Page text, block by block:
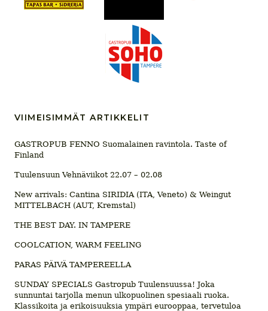
VIIMEISIMMÄT ARTIKKELIT
GASTROPUB FENNO Suomalainen ravintola. Taste of
Finland
Tuulensuun Vehnäviikot 22.07 – 02.08
New arrivals: Cantina SIRIDIA (ITA, Veneto) & Weingut
MITTELBACH (AUT, Kremstal)
THE BEST DAY. IN TAMPERE
COOLCATION, WARM FEELING
PARAS PÄIVÄ TAMPEREELLA
SUNDAY SPECIALS Gastropub Tuulensuussa! Joka
sunnuntai tarjolla menun ulkopuolinen spesiaali ruoka.
Klassikoita ja erikoisuuksia ympäri eurooppaa, tervetuloa